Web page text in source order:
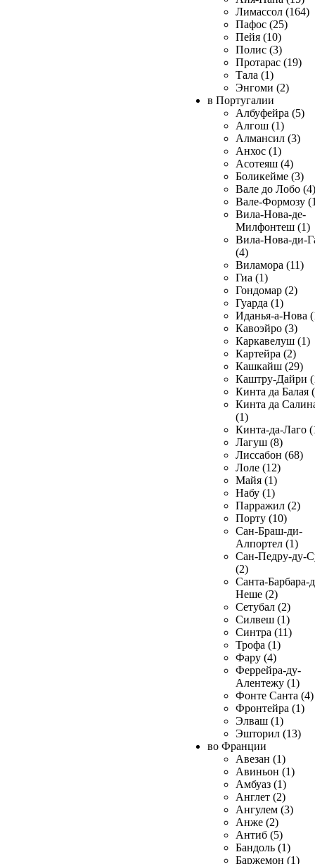
Лимассол (164)
Пафос (25)
Пейя (10)
Полис (3)
Протарас (19)
Тала (1)
Энгоми (2)
в Португалии
Албуфейра (5)
Алгош (1)
Алмансил (3)
Анхос (1)
Асотеяш (4)
Боликейме (3)
Вале до Лобо (4)
Вале-Формозу
Вила-Нова-де-
Милфонтеш (1)
Вила-Нова-ди-
(4)
Виламора (11)
Гиа (1)
Гондомар (2)
Гуарда (1)
Иданья-а-Нова
Кавоэйро (3)
Каркавелуш (1)
Картейра (2)
Кашкайш (29)
Каштру-Дайри
Кинта да Балая
Кинта да
(1)
Кинта-да-Лаго
Лагуш (8)
Лиссабон (68)
Лоле (12)
Майя (1)
Набу (1)
Парражил (2)
Порту (10)
Сан-Браш-ди-
Алпортел (1)
Сан-Педру-ду-
(2)
Санта-Барбара-
Неше (2)
Сетубал (2)
Силвеш (1)
Синтра (11)
Трофа (1)
Фару (4)
Феррейра-ду-
Алентежу (1)
Фонте Санта (4)
Фронтейра (1)
Элваш (1)
Эшторил (13)
во Франции
Авезан (1)
Авиньон (1)
Амбуаз (1)
Англет (2)
Ангулем (3)
Анже (2)
Антиб (5)
Бандоль (1)
Баржемон (1)